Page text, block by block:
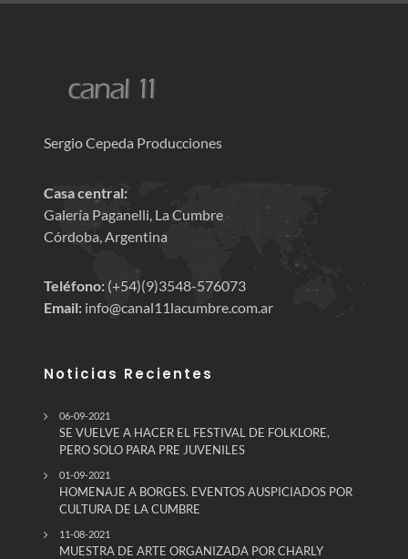
Sergio Cepeda Producciones
Casa central:
Galería Paganelli, La Cumbre
Córdoba, Argentina
Teléfono: (+54)(9)3548-576073
Email: info@canal11lacumbre.com.ar
Noticias Recientes
06-09-2021
SE VUELVE A HACER EL FESTIVAL DE FOLKLORE,
PERO SOLO PARA PRE JUVENILES
01-09-2021
HOMENAJE A BORGES. EVENTOS AUSPICIADOS POR
CULTURA DE LA CUMBRE
11-08-2021
MUESTRA DE ARTE ORGANIZADA POR CHARLY